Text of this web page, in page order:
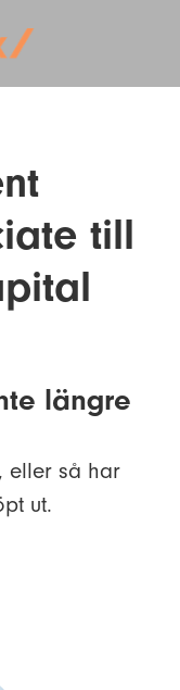
till
längre
eller så har
ut.